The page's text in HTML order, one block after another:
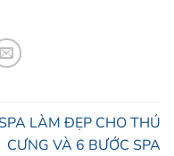
LÀM ĐẸP CHO THÚ
CƯNG VÀ 6 BƯỚC SPA